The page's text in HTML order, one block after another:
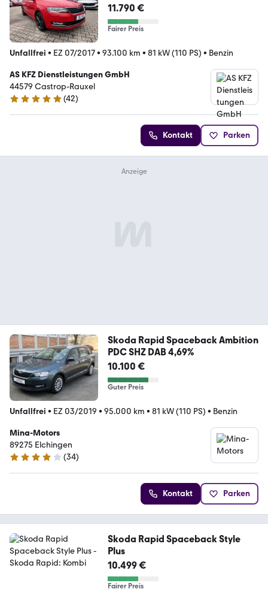
11.790 €
Fairer Preis
Unfallfrei • EZ 07/2017• 93.100 km • 81 kW (110 PS) • Benzin
AS KFZ Dienstleistungen GmbH
44579 Castrop-Rauxel
5 Sterne
(42)
Kontakt Parken
Skoda Rapid Spaceback Ambition
PDC SHZ DAB 4,69%
10.100 €
Guter Preis
Unfallfrei • EZ 03/2019 • 95.000 km • 81 kW (110 PS) • Benzin
Mina-Motors
89275 Elchingen
4.2 Sterne
(34)
Kontakt Parken
Skoda Rapid Spaceback Style
Plus
10.499 €
Fairer Preis